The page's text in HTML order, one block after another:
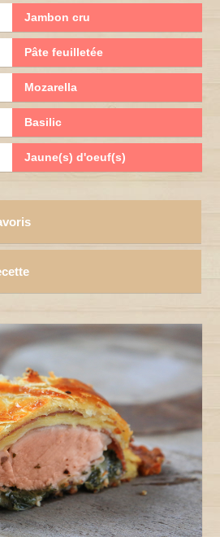
Jambon cru
Pâte feuilletée
Mozarella
Basilic
Jaune(s) d'oeuf(s)